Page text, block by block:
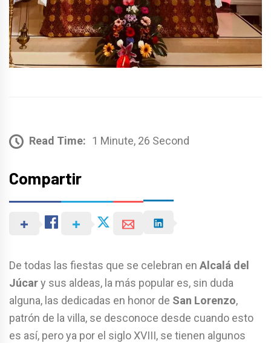
Read Time: 1 Minute, 26 Second
Compartir
De todas las fiestas que se celebran en Alcalá del
Júcary sus aldeas, la más popular es, sin duda
alguna, las dedicadas en honor de San Lorenzo,
patrón de la villa, se desconoce desde cuando esto
es así, pero ya por el siglo XVIII, se tienen algunos